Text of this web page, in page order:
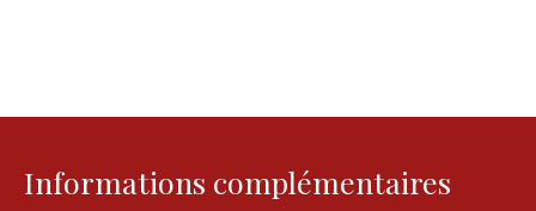
Informations complémentaires